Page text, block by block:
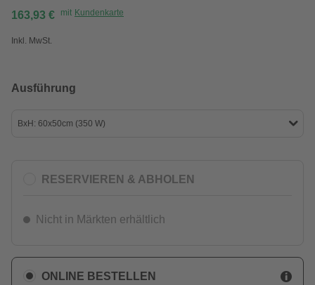
163,93 € mit Kundenkarte
Inkl. MwSt.
Ausführung
BxH: 60x50cm (350 W)
RESERVIEREN & ABHOLEN
Nicht in Märkten erhältlich
ONLINE BESTELLEN